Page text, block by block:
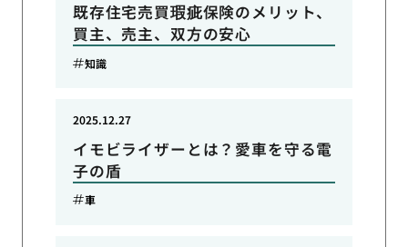
既存住宅売買瑕疵保険のメリット、
買主、売主、双方の安心
知識
イモビライザーとは？愛車を守る電
子の盾
2025.12.27
車